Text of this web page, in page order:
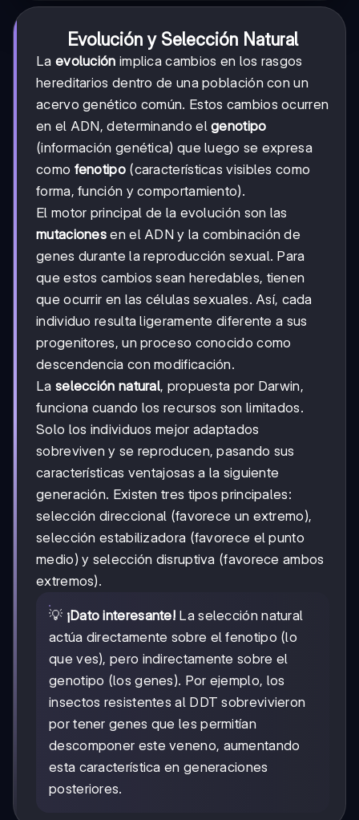
Evolución y Selección Natural
La evolución implica cambios en los rasgos
hereditarios dentro de una población con un
acervo genético común. Estos cambios ocurren
en el ADN, determinando elgenotipo
(información genética) que luego se expresa
como fenotipo(características visibles como
forma, función y comportamiento).
El motor principal de la evolución son las
mutaciones en el ADN y la combinación de
genes durante la reproducción sexual. Para
que estos cambios sean heredables, tienen
que ocurrir en las células sexuales. Así, cada
individuo resulta ligeramente diferente a sus
progenitores, un proceso conocido como
descendencia con modificación.
La selección natural, propuesta por Darwin,
funciona cuando los recursos son limitados.
Solo los individuos mejor adaptados
sobreviven y se reproducen, pasando sus
características ventajosas a la siguiente
generación. Existen tres tipos principales:
selección direccional (favorece un extremo),
selección estabilizadora (favorece el punto
medio) y selección disruptiva (favorece ambos
extremos).
💡 ¡Dato interesante! La selección natural
actúa directamente sobre el fenotipo (lo
que ves), pero indirectamente sobre el
genotipo (los genes). Por ejemplo, los
insectos resistentes al DDT sobrevivieron
por tener genes que les permitían
descomponer este veneno, aumentando
esta característica en generaciones
posteriores.